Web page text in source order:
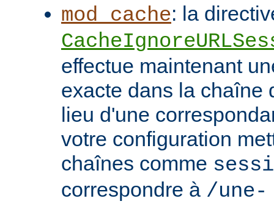
mod_cache: la
effectue maintenant
exacte dans la chaîne
lieu d'une
votre configuration
chaînes comme
correspondre à /une-